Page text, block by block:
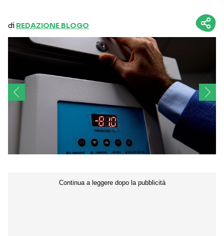
di REDAZIONE BLOGO